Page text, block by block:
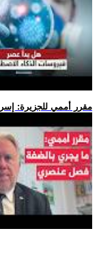
.. مقرر أممي للجزيرة: